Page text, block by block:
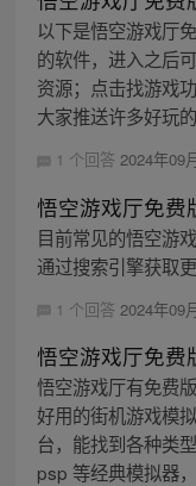
以下是悟空游戏厅
的软件，进入之后
资源；点击找游戏
大家推送许多好玩
1 个回答 2024年09
悟空游戏厅免费
目前常见的悟空游
通过搜索引擎获取
1 个回答 2024年09
悟空游戏厅免费
悟空游戏厅有免费
好用的街机游戏模
台，能找到各种类
psp 等经典模拟器